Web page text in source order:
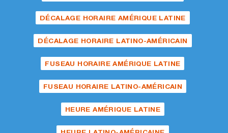
DÉCALAGE HORAIRE AMÉRIQUE LATINE
DÉCALAGE HORAIRE LATINO-AMÉRICAIN
FUSEAU HORAIRE AMÉRIQUE LATINE
FUSEAU HORAIRE LATINO-AMÉRICAIN
HEURE AMÉRIQUE LATINE